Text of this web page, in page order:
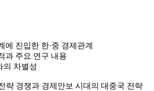
에 진입한 한·중 경제관계
과 주요 연구 내용
의 차별성
략 경쟁과 경제안보 시대의 대중국 전략